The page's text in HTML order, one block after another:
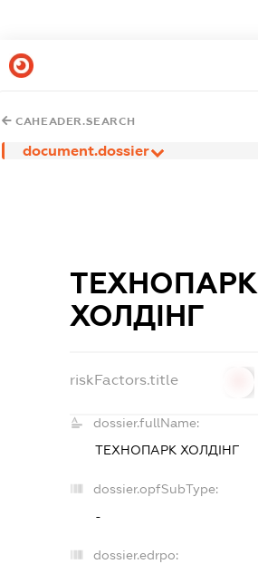
CAHEADER.SEARCH
document.dossier
ТЕХНОПАРК
ХОЛДІНГ
riskFactors.title
dossier.fullName:
ТЕХНОПАРК ХОЛДІНГ
dossier.opfSubType:
-
dossier.edrpo: